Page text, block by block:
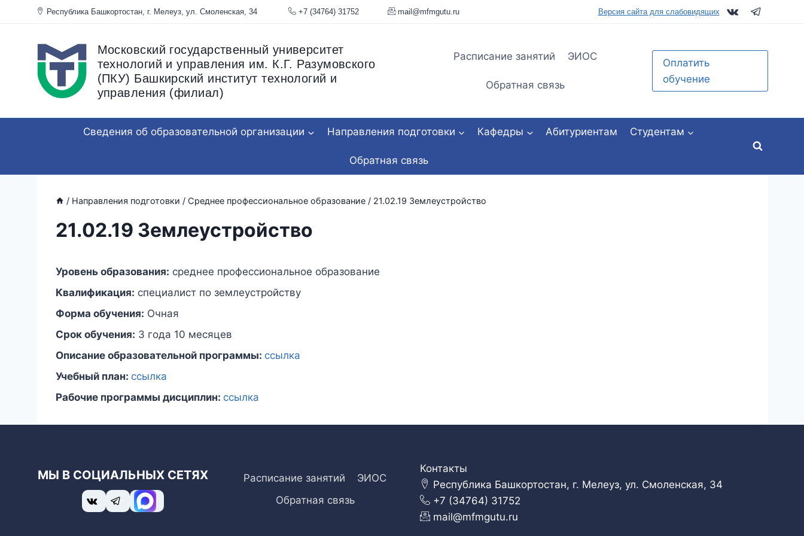
Перейти
Республика Башкортостан, г. Мелеуз, ул. Смоленская, 34 +7 (34764) 31752 mail@mfmgutu.ru Версия сайта для слабовидящих
Московский государственный университет
технологий и управления им. К.Г. Разумовского
(ПКУ) Башкирский институт технологий и
управления (филиал)
Расписание занятий ЭИОС
Обратная связь
Оплатить
обучение
Сведения об образовательной организации Направления подготовки Кафедры Абитуриентам Студентам
Обратная связь
/ Направления подготовки / Среднее профессиональное образование / 21.02.19 Землеустройство
21.02.19 Землеустройство
Уровень образования: среднее профессиональное образование
Квалификация: специалист по землеустройству
Форма обучения: Очная
Срок обучения: 3 года 10 месяцев
Описание образовательной программы: ссылка
Учебный план: ссылка
Рабочие программы дисциплин: ссылка
МЫ В СОЦИАЛЬНЫХ СЕТЯХ Расписание занятий
ЭИОС
Обратная связь
Контакты
Республика Башкортостан, г. Мелеуз, ул. Смоленская, 34
+7 (34764) 31752
mail@mfmgutu.ru